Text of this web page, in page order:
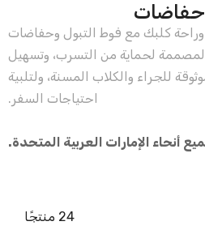
للحيوانات الأليفة الذكور
52.50
36.75
كلبك مع فوط التبول وحفاضات
المصممة لحماية من التسرب، وتسهيل
للجراء والكلاب المسنة، ولتلبية
احتياجات السفر.
أنحاء الإمارات العربية المتحدة.
24 منتجًا